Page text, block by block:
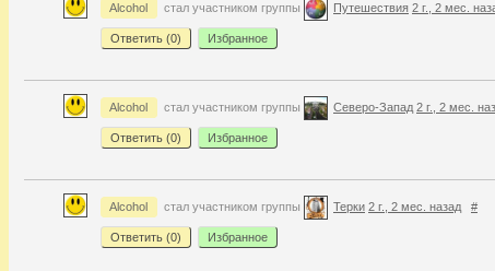
Alcohol стал участником группы Путешествия 2 г., 2 мес.
Ответить (0) Избранное
Alcohol стал участником группы Северо-Запад 2 г., 2 мес.
Ответить (0) Избранное
Alcohol стал участником группы Терки 2 г., 2 мес. назад #
Ответить (0) Избранное